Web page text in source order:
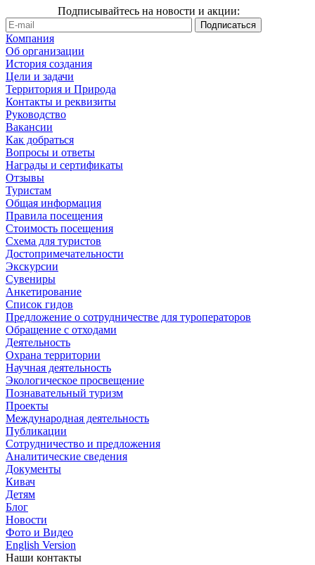
Подписывайтесь на новости и акции:
Компания
Об организации
История создания
Цели и задачи
Территория и Природа
Контакты и реквизиты
Руководство
Вакансии
Как добраться
Вопросы и ответы
Награды и сертификаты
Отзывы
Туристам
Общая информация
Правила посещения
Стоимость посещения
Схема для туристов
Достопримечательности
Экскурсии
Сувениры
Анкетирование
Список гидов
Предложение о сотрудничестве для туроператоров
Обращение с отходами
Деятельность
Охрана территории
Научная деятельность
Экологическое просвещение
Познавательный туризм
Проекты
Международная деятельность
Публикации
Сотрудничество и предложения
Аналитические сведения
Документы
Кивач
Детям
Блог
Новости
Фото и Видео
English Version
Наши контакты